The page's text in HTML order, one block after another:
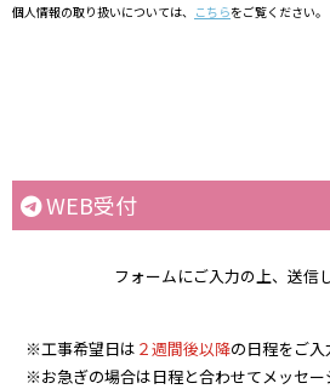
個人情報の取り扱いについては、 こちらをご覧ください。
WEB受付
フォームにご入力の上、送信
※工事希望日は ２週間後以降の日程をご入
※お急ぎの場合は日程と合わせてメッセ